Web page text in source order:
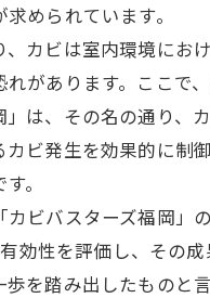
められています。
カビは室内環境にお
があります。ここで
」は、その名の通り
ビ発生を効果的に制
。
ビバスターズ福岡」
効性を評価し、その
を踏み出したものと言